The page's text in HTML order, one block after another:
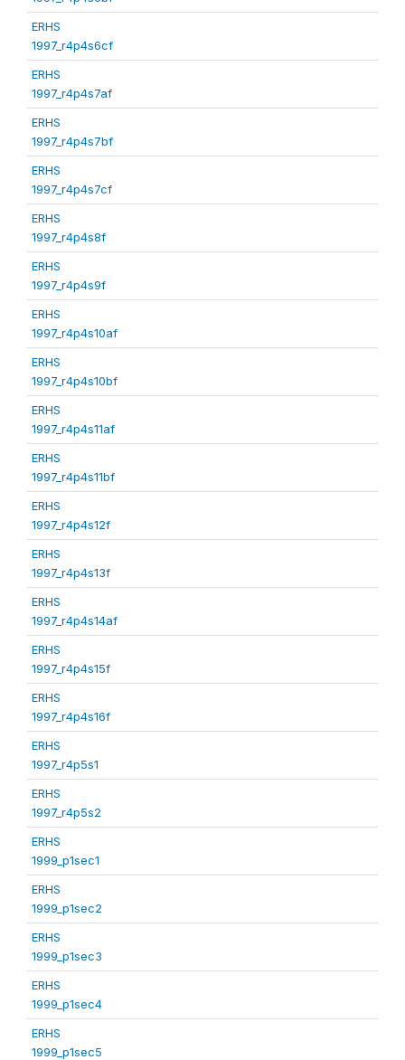
ERHS
1997_r4p4s6cf
ERHS
1997_r4p4s7af
ERHS
1997_r4p4s7bf
ERHS
1997_r4p4s7cf
ERHS
1997_r4p4s8f
ERHS
1997_r4p4s9f
ERHS
1997_r4p4s10af
ERHS
1997_r4p4s10bf
ERHS
1997_r4p4s11af
ERHS
1997_r4p4s11bf
ERHS
1997_r4p4s12f
ERHS
1997_r4p4s13f
ERHS
1997_r4p4s14af
ERHS
1997_r4p4s15f
ERHS
1997_r4p4s16f
ERHS
1997_r4p5s1
ERHS
1997_r4p5s2
ERHS
1999_p1sec1
ERHS
1999_p1sec2
ERHS
1999_p1sec3
ERHS
1999_p1sec4
ERHS
1999_p1sec5